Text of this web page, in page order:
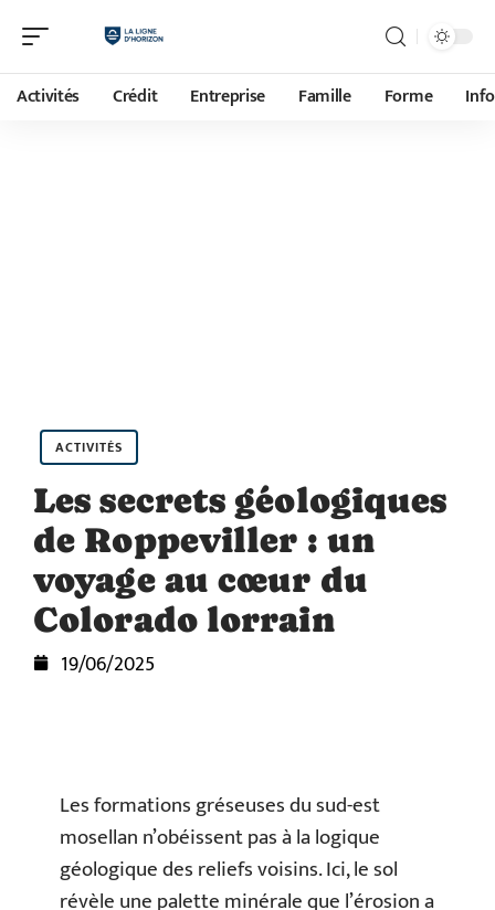
Activités Crédit Entreprise Famille Forme
ACTIVITÉS
Les secrets géologiques
de Roppeviller : un
voyage au cœur du
Colorado lorrain
19/06/2025
Les formations gréseuses du sud-est
mosellan n’obéissent pas à la logique
géologique des reliefs voisins. Ici, le sol
révèle une palette minérale que l’érosion a